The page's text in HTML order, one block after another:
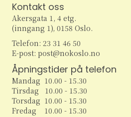
Kontakt oss
Akersgata 1, 4 etg.
(inngang 1), 0158 Oslo.
Telefon: 23 31 46 50
E-post: post@nokoslo.no
Åpningstider på telefon
Mandag 10.00 - 15.30
Tirsdag 10.00 - 15.30
Torsdag 10.00 - 15.30
Fredag 10.00 - 15.30